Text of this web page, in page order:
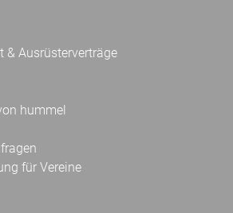
& Ausrüsterverträge
hummel
für Vereine